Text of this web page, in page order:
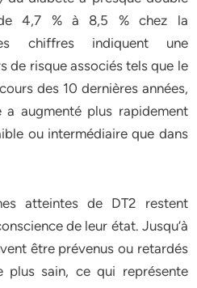
4,7 % à 8,5 % chez la
chiffres indiquent une
de risque associés tels que le
des 10 dernières années,
augmenté plus rapidement
ou intermédiaire que dans
atteintes de DT2 restent
de leur état. Jusqu’à
être prévenus ou retardés
sain, ce qui représente